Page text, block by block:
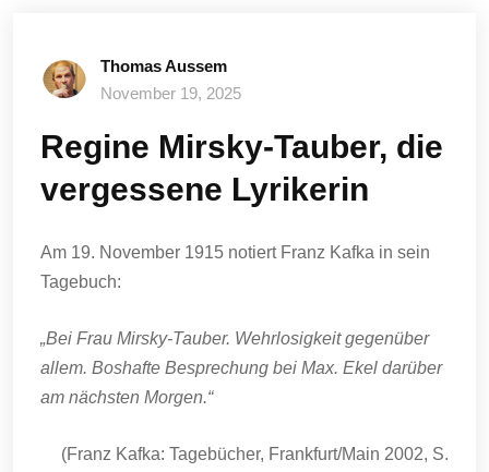
Thomas Aussem
November 19, 2025
Regine Mirsky-Tauber, die
vergessene Lyrikerin
Am 19. November 1915 notiert Franz Kafka in sein
Tagebuch:
„Bei Frau Mirsky-Tauber. Wehrlosigkeit gegenüber
allem. Boshafte Besprechung bei Max. Ekel darüber
am nächsten Morgen.“
(Franz Kafka: Tagebücher, Frankfurt/Main 2002, S.